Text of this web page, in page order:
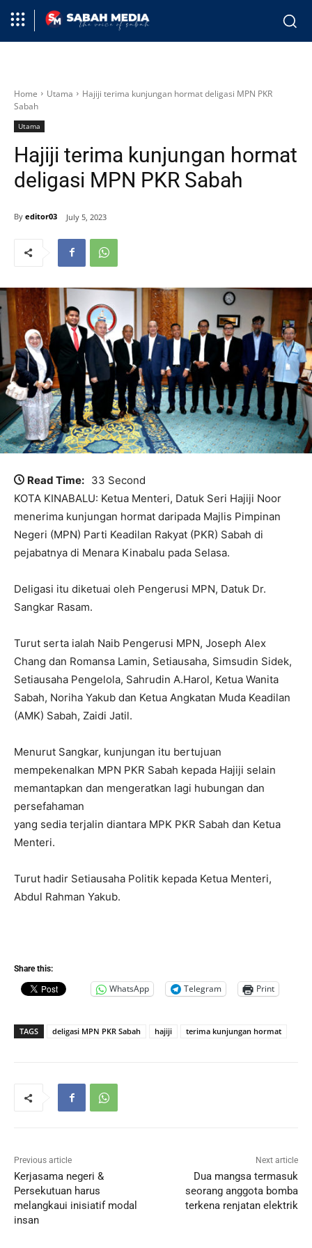
Home Utama
Hajiji terima kunjungan hormat deligasi MPN PKR
Sabah
Utama
Hajiji terima kunjungan hormat
deligasi MPN PKR Sabah
By editor03 July 5, 2023
Read Time: 33 Second
KOTA KINABALU: Ketua Menteri, Datuk Seri Hajiji Noor
menerima kunjungan hormat daripada Majlis Pimpinan
Negeri (MPN) Parti Keadilan Rakyat (PKR) Sabah di
pejabatnya di Menara Kinabalu pada Selasa.
Deligasi itu diketuai oleh Pengerusi MPN, Datuk Dr.
Sangkar Rasam.
Turut serta ialah Naib Pengerusi MPN, Joseph Alex
Chang dan Romansa Lamin, Setiausaha, Simsudin Sidek,
Setiausaha Pengelola, Sahrudin A.Harol, Ketua Wanita
Sabah, Noriha Yakub dan Ketua Angkatan Muda Keadilan
(AMK) Sabah, Zaidi Jatil.
Menurut Sangkar, kunjungan itu bertujuan
mempekenalkan MPN PKR Sabah kepada Hajiji selain
memantapkan dan mengeratkan lagi hubungan dan
persefahaman
yang sedia terjalin diantara MPK PKR Sabah dan Ketua
Menteri.
Turut hadir Setiausaha Politik kepada Ketua Menteri,
Abdul Rahman Yakub.
Share this:
WhatsApp Telegram Print
TAGS deligasi MPN PKR Sabah hajiji terima kunjungan hormat
Previous article
Kerjasama negeri &
Persekutuan harus
melangkaui inisiatif modal
insan
Next article
Dua mangsa termasuk
seorang anggota bomba
terkena renjatan elektrik